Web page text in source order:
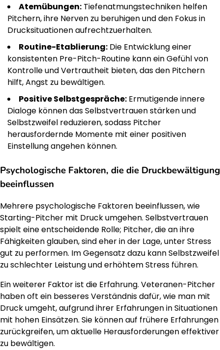
Atemübungen: Tiefenatmungstechniken helfen
Pitchern, ihre Nerven zu beruhigen und den Fokus in
Drucksituationen aufrechtzuerhalten.
Routine-Etablierung: Die Entwicklung einer
konsistenten Pre-Pitch-Routine kann ein Gefühl von
Kontrolle und Vertrautheit bieten, das den Pitchern
hilft, Angst zu bewältigen.
Positive Selbstgespräche: Ermutigende innere
Dialoge können das Selbstvertrauen stärken und
Selbstzweifel reduzieren, sodass Pitcher
herausfordernde Momente mit einer positiven
Einstellung angehen können.
Psychologische Faktoren, die die Druckbewältigung
beeinflussen
Mehrere psychologische Faktoren beeinflussen, wie
Starting-Pitcher mit Druck umgehen. Selbstvertrauen
spielt eine entscheidende Rolle; Pitcher, die an ihre
Fähigkeiten glauben, sind eher in der Lage, unter Stress
gut zu performen. Im Gegensatz dazu kann Selbstzweifel
zu schlechter Leistung und erhöhtem Stress führen.
Ein weiterer Faktor ist die Erfahrung. Veteranen-Pitcher
haben oft ein besseres Verständnis dafür, wie man mit
Druck umgeht, aufgrund ihrer Erfahrungen in Situationen
mit hohen Einsätzen. Sie können auf frühere Erfahrungen
zurückgreifen, um aktuelle Herausforderungen effektiver
zu bewältigen.